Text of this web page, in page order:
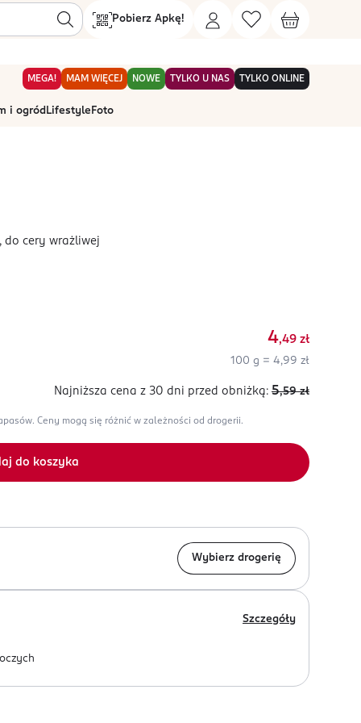
Pobierz Apkę!
MEGA! MAM WIĘCEJ NOWE TYLKO U NAS TYLKO ONLINE
i ogród Lifestyle Foto
do cery wrażliwej
4,49 zł
100 g = 4,99 zł
Najniższa cena z 30 dni przed obniżką: 5,59 zł
Ceny mogą się różnić w zależności od drogerii.
do koszyka
Wybierz drogerię
Szczegóły